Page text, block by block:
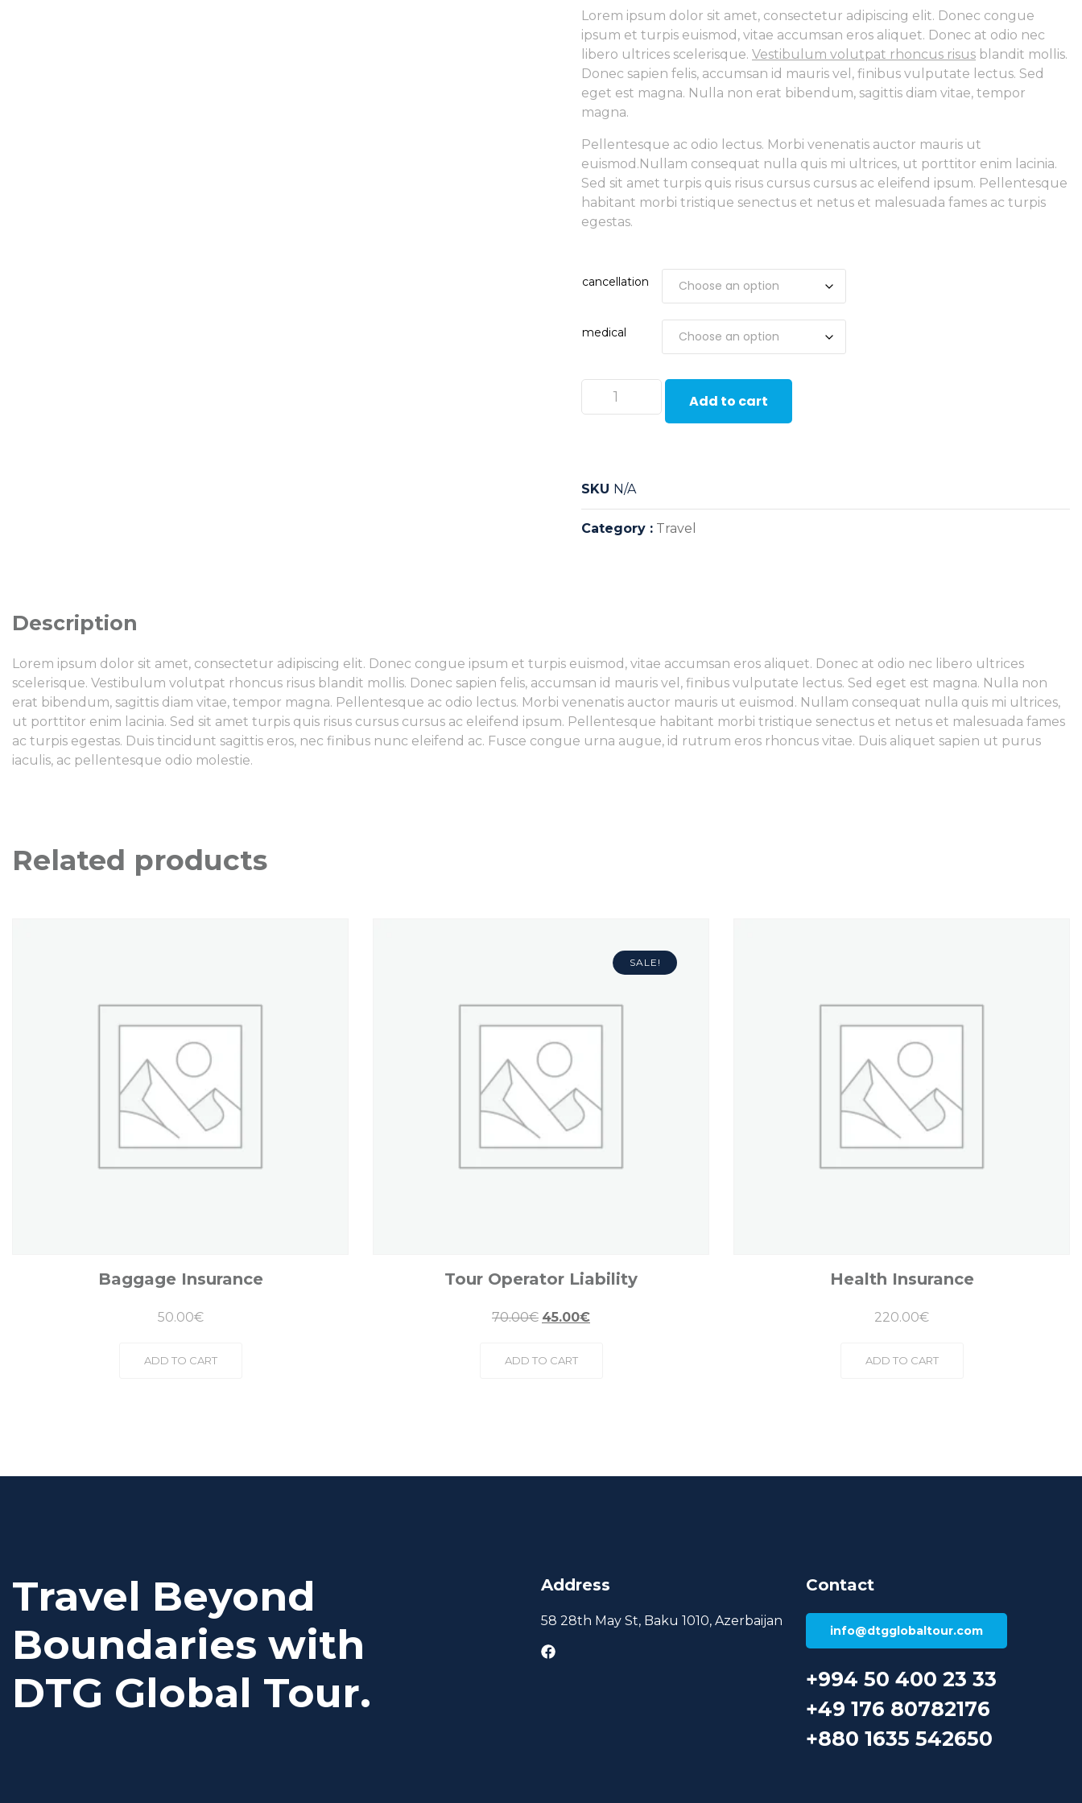
Lorem ipsum dolor sit amet, consectetur adipiscing elit. Donec congue
ipsum et turpis euismod, vitae accumsan eros aliquet. Donec at odio nec
libero ultrices scelerisque. Vestibulum volutpat rhoncus risus blandit mollis.
Donec sapien felis, accumsan id mauris vel, finibus vulputate lectus. Sed
eget est magna. Nulla non erat bibendum, sagittis diam vitae, tempor
magna.
Pellentesque ac odio lectus. Morbi venenatis auctor mauris ut
euismod.Nullam consequat nulla quis mi ultrices, ut porttitor enim lacinia.
Sed sit amet turpis quis risus cursus cursus ac eleifend ipsum. Pellentesque
habitant morbi tristique senectus et netus et malesuada fames ac turpis
egestas.
cancellation
medical
Add to cart
SKU N/A
Category : Travel
Description
Lorem ipsum dolor sit amet, consectetur adipiscing elit. Donec congue ipsum et turpis euismod, vitae accumsan eros aliquet. Donec at odio nec libero ultrices
scelerisque. Vestibulum volutpat rhoncus risus blandit mollis. Donec sapien felis, accumsan id mauris vel, finibus vulputate lectus. Sed eget est magna. Nulla non
erat bibendum, sagittis diam vitae, tempor magna. Pellentesque ac odio lectus. Morbi venenatis auctor mauris ut euismod. Nullam consequat nulla quis mi ultrices,
ut porttitor enim lacinia. Sed sit amet turpis quis risus cursus cursus ac eleifend ipsum. Pellentesque habitant morbi tristique senectus et netus et malesuada fames
ac turpis egestas. Duis tincidunt sagittis eros, nec finibus nunc eleifend ac. Fusce congue urna augue, id rutrum eros rhoncus vitae. Duis aliquet sapien ut purus
iaculis, ac pellentesque odio molestie.
Related products
Baggage Insurance
50.00€
ADD TO CART
SALE!
Tour Operator Liability
70.00€ 45.00€
ADD TO CART
Health Insurance
220.00€
ADD TO CART
Travel Beyond
Boundaries with
DTG Global Tour.
Address
58 28th May St, Baku 1010, Azerbaijan
Contact
info@dtgglobaltour.com
+994 50 400 23 33
+49 176 80782176
+880 1635 542650